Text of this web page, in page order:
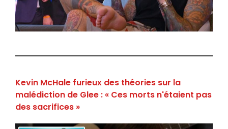
Kevin McHale furieux des théories sur la
malédiction de Glee : « Ces morts n'étaient pas
des sacrifices »